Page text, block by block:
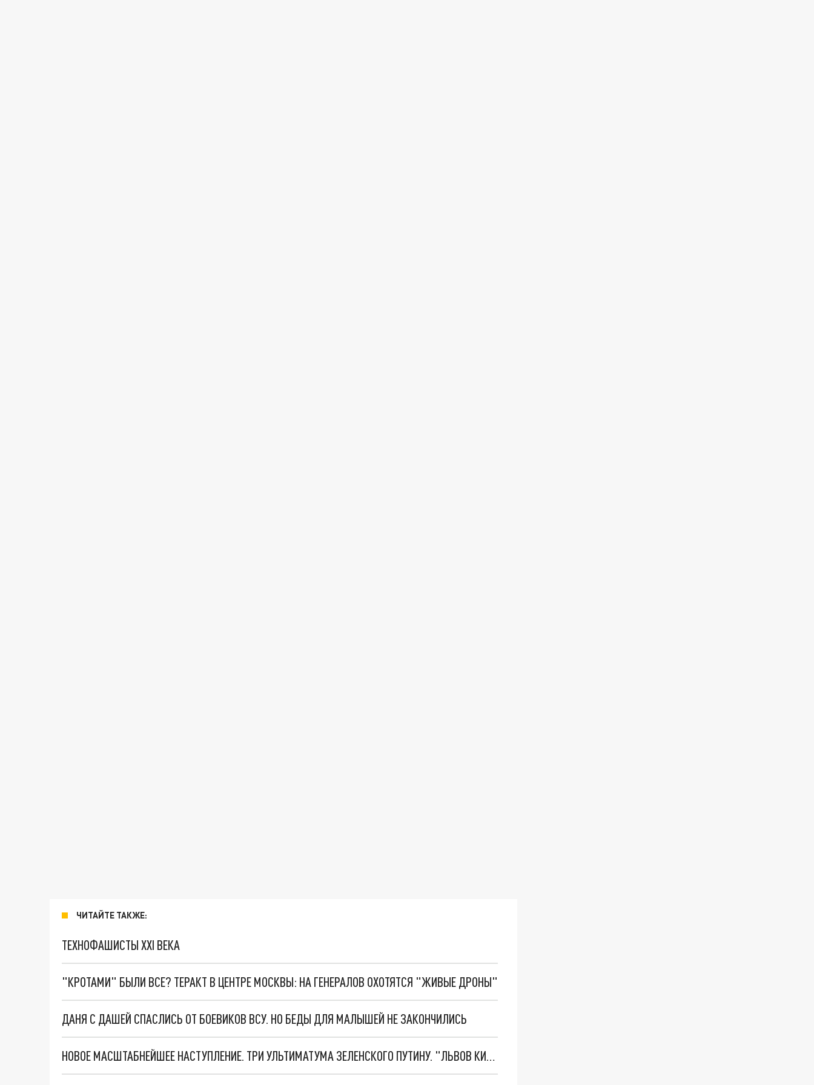
ЧИТАЙТЕ ТАКЖЕ:
ТЕХНОФАШИСТЫ XXI ВЕКА
"КРОТАМИ" БЫЛИ ВСЕ? ТЕРАКТ В ЦЕНТРЕ МОСКВЫ: НА ГЕНЕРАЛОВ ОХОТЯТСЯ "ЖИВЫЕ ДРОНЫ"
ДАНЯ С ДАШЕЙ СПАСЛИСЬ ОТ БОЕВИКОВ ВСУ. НО БЕДЫ ДЛЯ МАЛЫШЕЙ НЕ ЗАКОНЧИЛИСЬ
НОВОЕ МАСШТАБНЕЙШЕЕ НАСТУПЛЕНИЕ. ТРИ УЛЬТИМАТУМА ЗЕЛЕНСКОГО ПУТИНУ. "ЛЬВОВ КИМА" ПОСТАВЯТ НА ПВО? ГЛОБАЛЬНЫЙ ПРОРЫВ ПОД ЗАПОРОЖЬЕМ